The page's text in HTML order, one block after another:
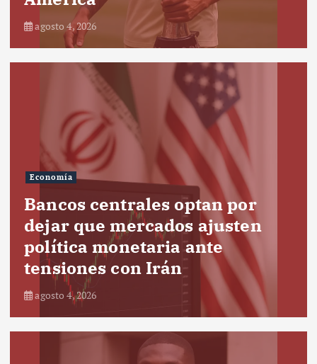
agosto 4, 2026
Economía
Bancos centrales optan por
dejar que mercados ajusten
política monetaria ante
tensiones con Irán
agosto 4, 2026